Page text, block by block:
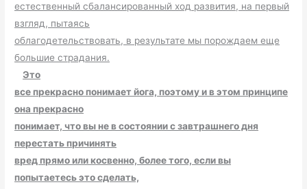
естественный сбалансированный ход развития, на первый
взгляд, пытаясь
облагодетельствовать, в результате мы порождаем еще
большие страдания.
Это
все прекрасно понимает йога, поэтому и в этом принципе
она прекрасно
понимает, что вы не в состоянии с завтрашнего дня
перестать причинять
вред прямо или косвенно, более того, если вы
попытаетесь это сделать,